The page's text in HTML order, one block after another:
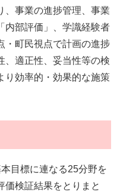
、事業の進捗管理、事業
内部評価」、学識経験者
・町民視点で計画の進捗
、適正性、妥当性等の検
り効率的・効果的な施策
目標に連なる25分野を
価検証結果をとりまと